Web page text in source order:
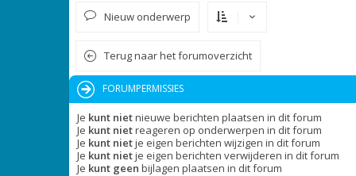
Nieuw onderwerp
Terug naar het forumoverzicht
FORUMPERMISSIES
Je kunt nietnieuwe berichten plaatsen in dit forum
Je kunt nietreageren op onderwerpen in dit forum
Je kunt nietje eigen berichten wijzigen in dit forum
Je kunt nietje eigen berichten verwijderen in dit forum
Je kunt geen bijlagen plaatsen in dit forum